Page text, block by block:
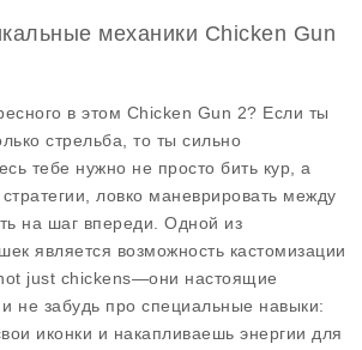
механики Chicken Gun
в этом Chicken Gun 2? Если ты
стрельба, то ты сильно
тебе нужно не просто бить кур, а
ловко маневрировать между
на шаг впереди. Одной из
является возможность кастомизации
just chickens—они настоящие
не забудь про специальные навыки:
иконки и накапливаешь энергии для